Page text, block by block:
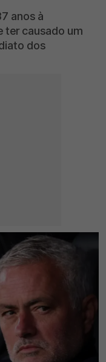
anos à
ter causado um
dos